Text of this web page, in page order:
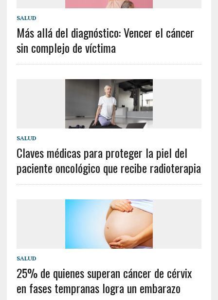
SALUD
Más allá del diagnóstico: Vencer el cáncer
sin complejo de víctima
SALUD
Claves médicas para proteger la piel del
paciente oncológico que recibe radioterapia
SALUD
25% de quienes superan cáncer de cérvix
en fases tempranas logra un embarazo